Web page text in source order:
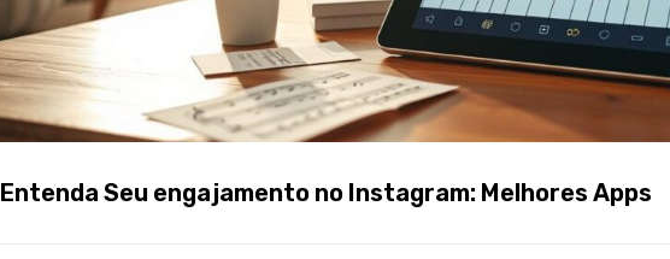
Entenda Seu engajamento no Instagram: Melhores Apps